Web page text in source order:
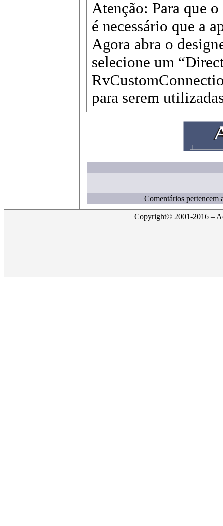
Atenção: Para que
é necessário que a
Agora abra o
selecione um
para serem
Comentários pertencem
Copyright© 2001-2016 –